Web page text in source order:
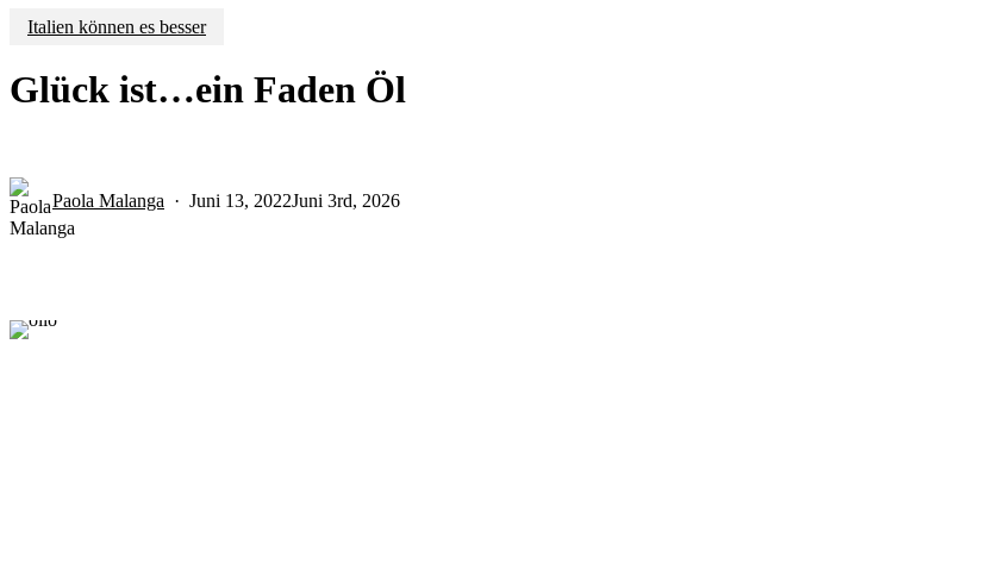
Italien können es besser
Glück ist…ein Faden Öl
Paola Malanga Juni 13, 2022Juni 3rd, 2026